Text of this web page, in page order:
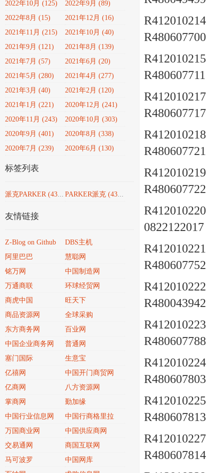
2022年10月 (125)
2022年9月 (89)
2022年8月 (15)
2021年12月 (16)
2021年11月 (215)
2021年10月 (40)
2021年9月 (121)
2021年8月 (139)
2021年7月 (57)
2021年6月 (20)
2021年5月 (280)
2021年4月 (277)
2021年3月 (40)
2021年2月 (120)
2021年1月 (221)
2020年12月 (241)
2020年11月 (243)
2020年10月 (303)
2020年9月 (401)
2020年8月 (338)
2020年7月 (239)
2020年6月 (130)
标签列表
派克PARKER(4351) PARKER派克 (4351)
友情链接
Z-Blog on Github
DBS主机
阿里巴巴
慧聪网
铭万网
中国制造网
万通商联
环球经贸网
商虎中国
旺天下
商品资源网
全球采购
东方商务网
百业网
中国企业商务网
普通网
塞门国际
生意宝
亿禧网
中国开门商贸网
亿商网
八方资源网
掌商网
勤加缘
中国行业信息网
中国行商格里拉
万国商业网
中国供应商网
交易通网
商国互联网
马可波罗
中国网库
R412010214
R480607700
R412010215
R480607711
R412010217
R480607717
R412010218
R480607721
R412010219
R480607722
R412010220
0822122017
R412010221
R480607752
R412010222
R480043942
R412010223
R480607788
R412010224
R480607803
R412010225
R480607813
R412010227
R480607814